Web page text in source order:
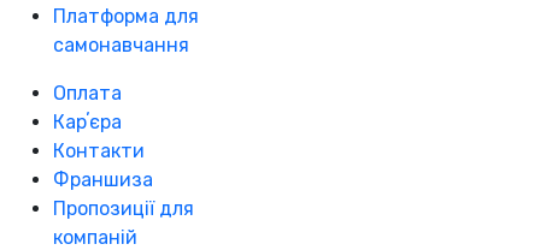
Платформа для
самонавчання
Оплата
Карʼєра
Контакти
Франшиза
Пропозиції для
компаній